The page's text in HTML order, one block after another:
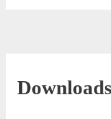
Downloads